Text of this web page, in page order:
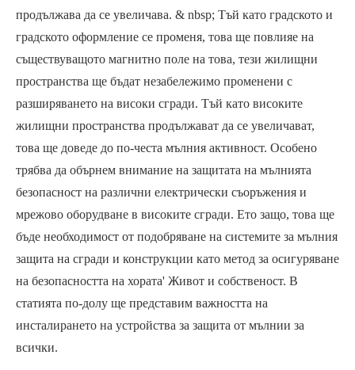
продължава да се увеличава. & nbsp; Тъй като градското и
градското оформление се променя, това ще повлияе на
съществуващото магнитно поле на това, тези жилищни
пространства ще бъдат незабележимо променени с
разширяването на високи сгради. Тъй като високите
жилищни пространства продължават да се увеличават,
това ще доведе до по-честа мълния активност. Особено
трябва да обърнем внимание на защитата на мълнията
безопасност на различни електрически съоръжения и
мрежово оборудване в високите сгради. Ето защо, това ще
бъде необходимост от подобряване на системите за мълния
защита на сгради и конструкции като метод за осигуряване
на безопасността на хората' Живот и собственост. В
статията по-долу ще представим важността на
инсталирането на устройства за защита от мълнии за
всички.